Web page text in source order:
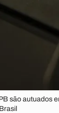
são autuados